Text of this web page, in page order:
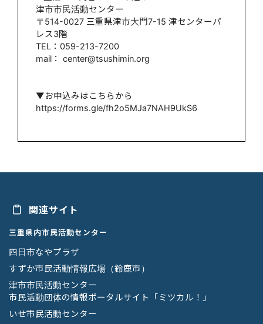
津市市民活動センター
〒514-0027 三重県津市大門7-15 津センターパ
レス3階
TEL：059-213-7200
mail： center@tsushimin.org
▼お申込みはこちらから
https://forms.gle/fh2o5MJa7NAH9UkS6
関連サイト
三重県内市民活動センター
四日市なやプラザ
すずか市民活動情報広場（鈴鹿市）
津市市民活動センター
市民活動団体の情報ポータルサイト「ミツカル！」
いせ市民活動センター